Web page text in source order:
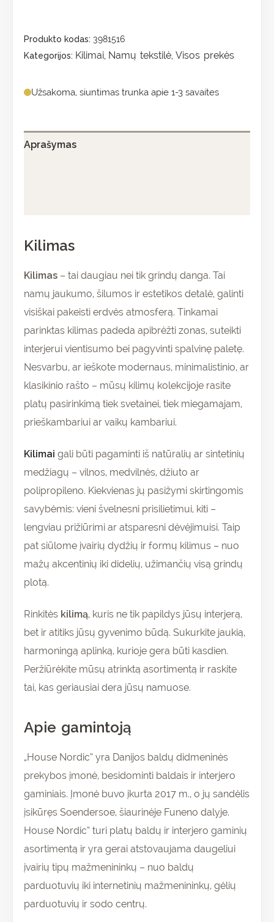
Produkto kodas: 3981516
Kategorijos: Kilimai, Namų tekstilė, Visos prekės
Užsakoma, siuntimas trunka apie 1-3 savaites
Aprašymas
Kilimas
Kilimas – tai daugiau nei tik grindų danga. Tai
namų jaukumo, šilumos ir estetikos detalė, galinti
visiškai pakeisti erdvės atmosferą. Tinkamai
parinktas kilimas padeda apibrėžti zonas, suteikti
interjerui vientisumo bei pagyvinti spalvinę paletę.
Nesvarbu, ar ieškote modernaus, minimalistinio, ar
klasikinio rašto – mūsų kilimų kolekcijoje rasite
platų pasirinkimą tiek svetainei, tiek miegamajam,
prieškambariui ar vaikų kambariui.
Kilimai gali būti pagaminti iš natūralių ar sintetinių
medžiagų – vilnos, medvilnės, džiuto ar
polipropileno. Kiekvienas jų pasižymi skirtingomis
savybėmis: vieni švelnesni prisilietimui, kiti –
lengviau prižiūrimi ar atsparesni dėvėjimuisi. Taip
pat siūlome įvairių dydžių ir formų kilimus – nuo
mažų akcentinių iki didelių, užimančių visą grindų
plotą.
Rinkitės kilimą, kuris ne tik papildys jūsų interjerą,
bet ir atitiks jūsų gyvenimo būdą. Sukurkite jaukią,
harmoningą aplinką, kurioje gera būti kasdien.
Peržiūrėkite mūsų atrinktą asortimentą ir raskite
tai, kas geriausiai dera jūsų namuose.
Apie gamintoją
„House Nordic“ yra Danijos baldų didmeninės
prekybos įmonė, besidominti baldais ir interjero
gaminiais. Įmonė buvo įkurta 2017 m., o jų sandėlis
įsikūręs Soendersoe, šiaurinėje Funeno dalyje.
House Nordic“ turi platų baldų ir interjero gaminių
asortimentą ir yra gerai atstovaujama daugeliui
įvairių tipų mažmenininkų – nuo baldų
parduotuvių iki internetinių mažmenininkų, gėlių
parduotuvių ir sodo centrų.